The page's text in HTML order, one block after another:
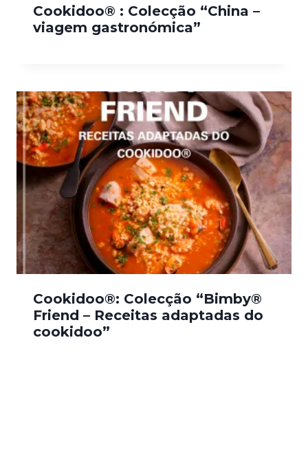
Cookidoo® : Colecção “China –
viagem gastronómica”
Cookidoo®: Colecção “Bimby®
Friend – Receitas adaptadas do
cookidoo”